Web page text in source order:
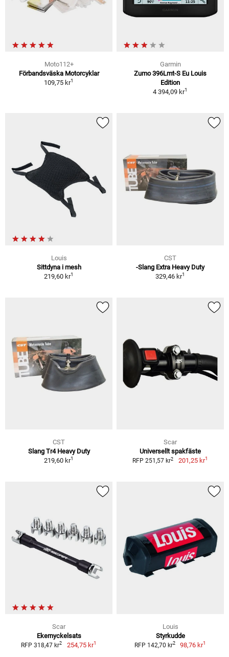
Moto112+
Förbandsväska Motorcyklar
109,75 kr1
Garmin
Zumo 396Lmt-S Eu Louis
Edition
4 394,09 kr1
Louis
Sittdyna i mesh
219,60 kr1
CST
-Slang Extra Heavy Duty
329,46 kr1
CST
Slang Tr4 Heavy Duty
219,60 kr1
Scar
Universellt spakfäste
RFP 251,57 kr2 201,25 kr1
Scar
Ekernyckelsats
RFP 318,47 kr2 254,75 kr1
Louis
Styrkudde
RFP 142,70 kr2 98,76 kr1